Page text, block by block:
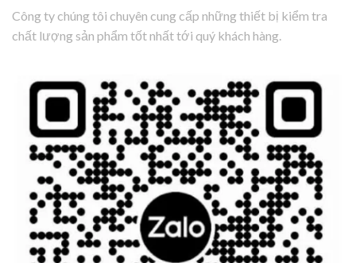
Công ty chúng tôi chuyên cung cấp những thiết bị kiểm tra
chất lượng sản phẩm tốt nhất tới quý khách hàng.